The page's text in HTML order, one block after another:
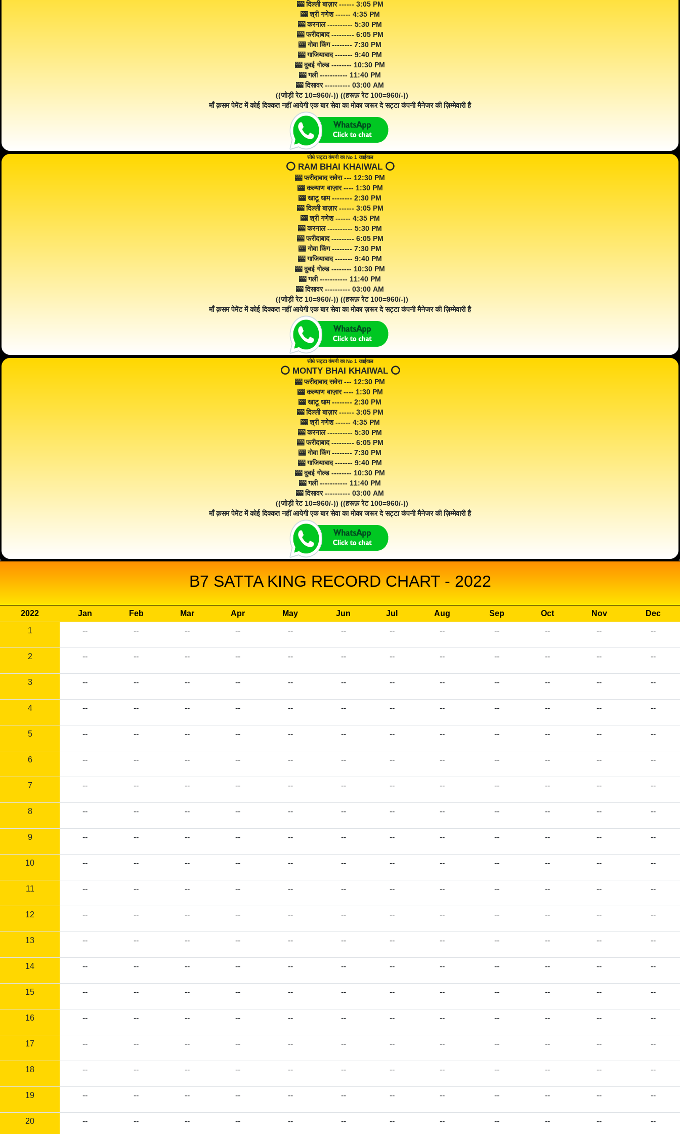
🎰 दिल्ली बाज़ार ------ 3:05 PM
🎰 श्री गणेश ------ 4:35 PM
🎰 करनाल ---------- 5:30 PM
🎰 फरीदाबाद --------- 6:05 PM
🎰 गोवा किंग -------- 7:30 PM
🎰 गाजियाबाद ------- 9:40 PM
🎰 दुबई गोल्ड -------- 10:30 PM
🎰 गली ----------- 11:40 PM
🎰 दिसावर ---------- 03:00 AM
((जोड़ी रेट 10=960/-)) ((हरूफ़ रेट 100=960/-))
माँ क़सम पेमेंट में कोई दिक्कत नहीं आयेगी एक बार सेवा का मोका जरूर दे सट्टा कंपनी मैनेजर की ज़िम्मेवारी है
सीधे सट्टा कंपनी का No 1 खाईवाल
⭕️ RAM BHAI KHAIWAL ⭕️
🎰 फरीदाबाद सवेरा --- 12:30 PM
🎰 कल्याण बाज़ार ---- 1:30 PM
🎰 खाटू धाम -------- 2:30 PM
🎰 दिल्ली बाज़ार ------ 3:05 PM
🎰 श्री गणेश ------ 4:35 PM
🎰 करनाल ---------- 5:30 PM
🎰 फरीदाबाद --------- 6:05 PM
🎰 गोवा किंग -------- 7:30 PM
🎰 गाजियाबाद ------- 9:40 PM
🎰 दुबई गोल्ड -------- 10:30 PM
🎰 गली ----------- 11:40 PM
🎰 दिसावर ---------- 03:00 AM
((जोड़ी रेट 10=960/-)) ((हरूफ़ रेट 100=960/-))
माँ क़सम पेमेंट में कोई दिक्कत नहीं आयेगी एक बार सेवा का मोका ज़रूर दे सट्टा कंपनी मैनेजर की ज़िम्मेवारी है
सीधे सट्टा कंपनी का No 1 खाईवाल
⭕️ MONTY BHAI KHAIWAL ⭕️
🎰 फरीदाबाद सवेरा --- 12:30 PM
🎰 कल्याण बाज़ार ---- 1:30 PM
🎰 खाटू धाम -------- 2:30 PM
🎰 दिल्ली बाज़ार ------ 3:05 PM
🎰 श्री गणेश ------ 4:35 PM
🎰 करनाल ---------- 5:30 PM
🎰 फरीदाबाद --------- 6:05 PM
🎰 गोवा किंग -------- 7:30 PM
🎰 गाजियाबाद ------- 9:40 PM
🎰 दुबई गोल्ड -------- 10:30 PM
🎰 गली ----------- 11:40 PM
🎰 दिसावर ---------- 03:00 AM
((जोड़ी रेट 10=960/-)) ((हरूफ़ रेट 100=960/-))
माँ क़सम पेमेंट में कोई दिक्कत नहीं आयेगी एक बार सेवा का मोका जरूर दे सट्टा कंपनी मैनेजर की ज़िम्मेवारी है
B7 SATTA KING RECORD CHART - 2022
2022 Jan Feb Mar Apr May Jun Jul Aug Sep Oct Nov
Dec
1
-- -- -- -- -- -- -- -- -- -- -- --
2 -- -- -- -- -- -- -- -- -- -- -- --
3 -- -- -- -- -- -- -- -- -- -- -- --
4 -- -- -- -- -- -- -- -- -- -- -- --
5 -- -- -- -- -- -- -- -- -- -- -- --
6 -- -- -- -- -- -- -- -- -- -- -- --
7 -- -- -- -- -- -- -- -- -- -- -- --
8 -- -- -- -- -- -- -- -- -- -- -- --
9 -- -- -- -- -- -- -- -- -- -- -- --
10 -- -- -- -- -- -- -- -- -- -- -- --
11 -- -- -- -- -- -- -- -- -- -- -- --
12 -- -- -- -- -- -- -- -- -- -- -- --
13 -- -- -- -- -- -- -- -- -- -- -- --
14 -- -- -- -- -- -- -- -- -- -- -- --
15 -- -- -- -- -- -- -- -- -- -- -- --
16 -- -- -- -- -- -- -- -- -- -- -- --
17 -- -- -- -- -- -- -- -- -- -- -- --
18 -- -- -- -- -- -- -- -- -- -- -- --
19 -- -- -- -- -- -- -- -- -- -- -- --
20 -- -- -- -- -- -- -- -- -- -- -- --